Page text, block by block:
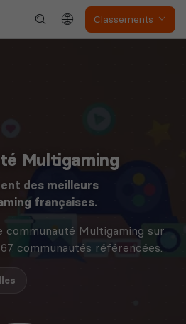
Classements
Multigaming
des meilleurs
françaises.
communauté Multigaming sur
communautés référencées.